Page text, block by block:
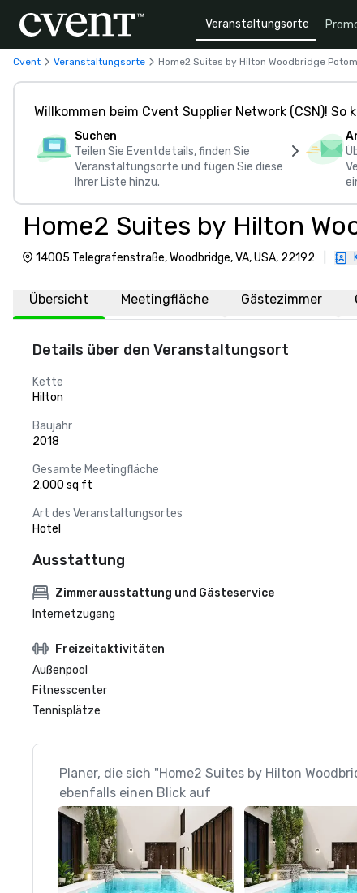
Veranstaltungsorte
Cvent Veranstaltungsorte Home2 Suites by Hilton Woodbridge
Willkommen beim Cvent Supplier Network (CSN)! So
Suchen
Teilen Sie Eventdetails, finden Sie
Veranstaltungsorte und fügen Sie diese
Ihrer Liste hinzu.
Home2 Suites by Hilton
14005 Telegrafenstraße, Woodbridge, VA, USA, 22192
Übersicht Meetingfläche Gästezimmer
Details über den Veranstaltungsort
Kette
Hilton
Baujahr
2018
Gesamte Meetingfläche
2.000 sq ft
Art des Veranstaltungsortes
Hotel
Ausstattung
Zimmerausstattung und Gästeservice
Internetzugang
Freizeitaktivitäten
Außenpool
Fitnesscenter
Tennisplätze
Planer, die sich "Home2 Suites by Hilton
ebenfalls einen Blick auf